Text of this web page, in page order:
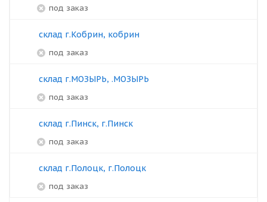
под заказ
склад г.Кобрин, кобрин
под заказ
склад г.МОЗЫРЬ, .МОЗЫРЬ
под заказ
склад г.Пинск, г.Пинск
под заказ
склад г.Полоцк, г.Полоцк
под заказ